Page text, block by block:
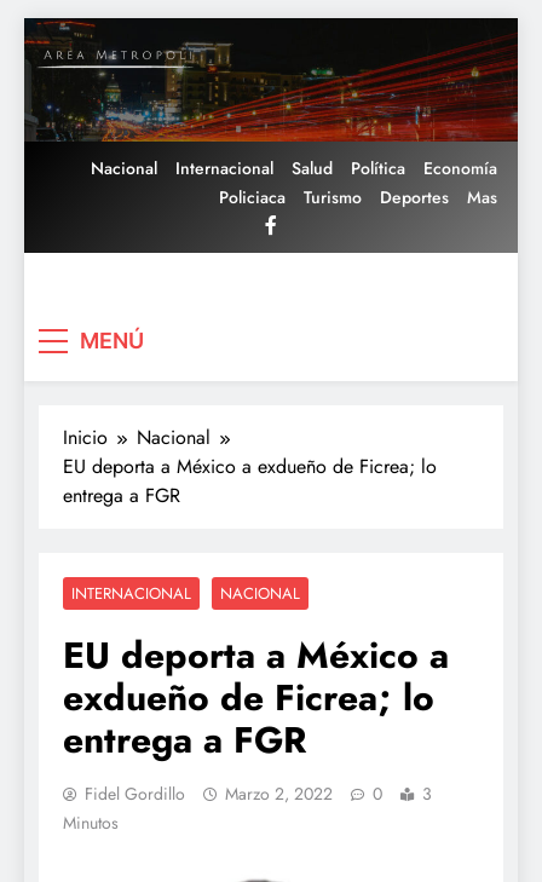
Saltar
al
contenido
Nacional Internacional Salud Política
Economía
Policiaca
Turismo Deportes Mas
MENÚ
Inicio
Nacional
EU deporta a México a exdueño de Ficrea; lo
entrega a FGR
INTERNACIONAL NACIONAL
EU deporta a México a
exdueño de Ficrea; lo
entrega a FGR
Fidel Gordillo Marzo 2, 2022 0
3
Minutos